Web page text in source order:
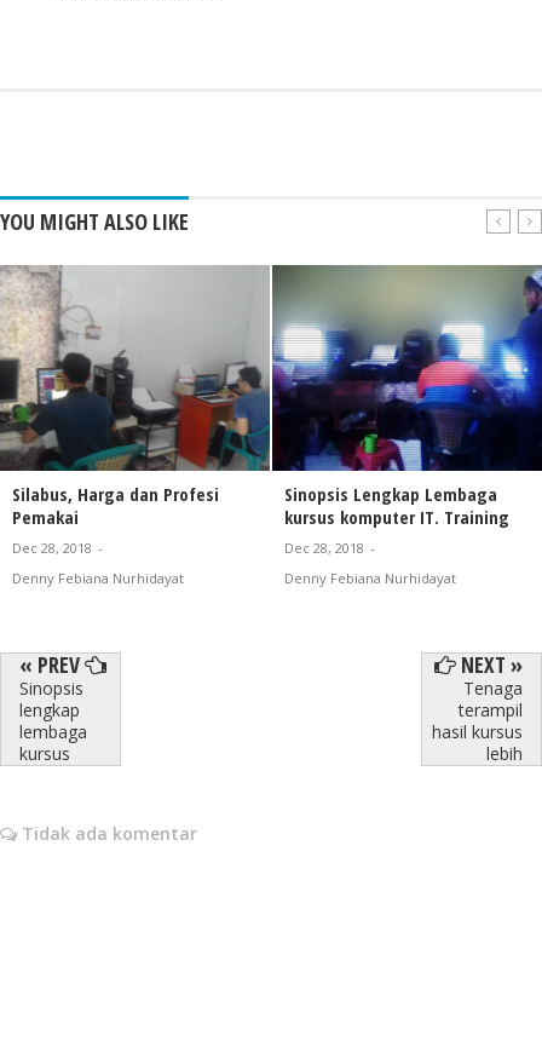
YOU MIGHT ALSO LIKE
Silabus, Harga dan Profesi
Pemakai
Dec 28, 2018 -
Denny Febiana Nurhidayat
Sinopsis Lengkap Lembaga
kursus komputer IT. Training
Dec 28, 2018 -
Denny Febiana Nurhidayat
« PREV
Sinopsis
lengkap
lembaga
kursus
NEXT »
Tenaga
terampil
hasil kursus
lebih
Tidak ada komentar